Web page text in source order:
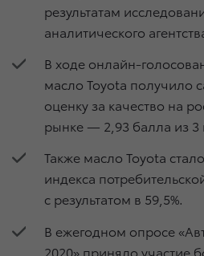
результатам
аналитического
В ходе онлайн-
масло Toyota получило
оценку за качество на
рынке — 2,93 балла из
Также масло Toyota
индекса
с результатом в 59,5%.
В ежегодном опросе
2020» приняло участие